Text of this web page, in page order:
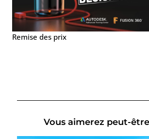
Remise des prix
Vous aimerez peut-